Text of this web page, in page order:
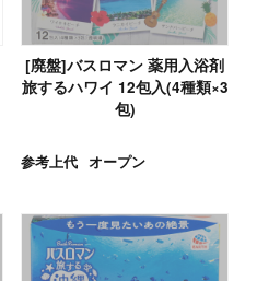
[廃盤]バスロマン 薬用入浴剤
旅するハワイ 12包入(4種類×3
包)
参考上代 オープン